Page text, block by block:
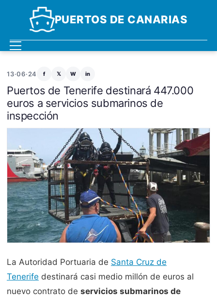
PUERTOS DE CANARIAS
13·06·24 f 𝕏 W in
Puertos de Tenerife destinará 447.000
euros a servicios submarinos de
inspección
La Autoridad Portuaria de Santa Cruz de
Tenerife destinará casi medio millón de euros al
nuevo contrato de servicios submarinos de